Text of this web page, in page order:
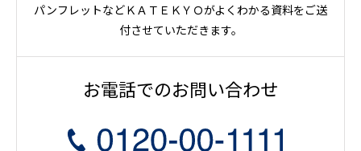
パンフレットなどＫＡＴＥＫＹＯがよくわかる資料をご送
付させていただきます。
お電話でのお問い合わせ